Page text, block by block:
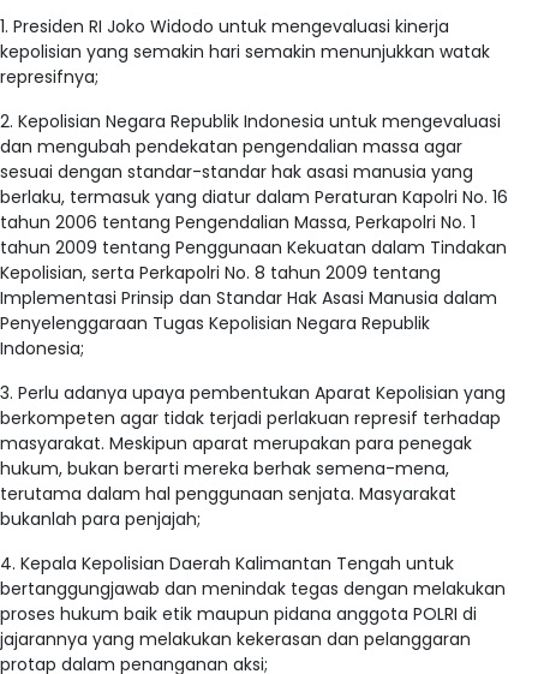
1. Presiden RI Joko Widodo untuk mengevaluasi kinerja
kepolisian yang semakin hari semakin menunjukkan watak
represifnya;
2. Kepolisian Negara Republik Indonesia untuk mengevaluasi
dan mengubah pendekatan pengendalian massa agar
sesuai dengan standar-standar hak asasi manusia yang
berlaku, termasuk yang diatur dalam Peraturan Kapolri No. 16
tahun 2006 tentang Pengendalian Massa, Perkapolri No. 1
tahun 2009 tentang Penggunaan Kekuatan dalam Tindakan
Kepolisian, serta Perkapolri No. 8 tahun 2009 tentang
Implementasi Prinsip dan Standar Hak Asasi Manusia dalam
Penyelenggaraan Tugas Kepolisian Negara Republik
Indonesia;
3. Perlu adanya upaya pembentukan Aparat Kepolisian yang
berkompeten agar tidak terjadi perlakuan represif terhadap
masyarakat. Meskipun aparat merupakan para penegak
hukum, bukan berarti mereka berhak semena-mena,
terutama dalam hal penggunaan senjata. Masyarakat
bukanlah para penjajah;
4. Kepala Kepolisian Daerah Kalimantan Tengah untuk
bertanggungjawab dan menindak tegas dengan melakukan
proses hukum baik etik maupun pidana anggota POLRI di
jajarannya yang melakukan kekerasan dan pelanggaran
protap dalam penanganan aksi;